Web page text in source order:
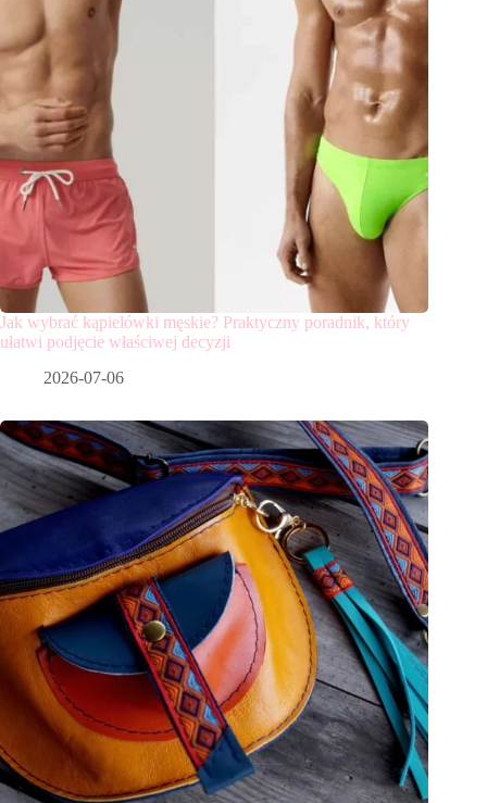
Jak wybrać kąpielówki męskie? Praktyczny poradnik, który
ułatwi podjęcie właściwej decyzji
2026-07-06